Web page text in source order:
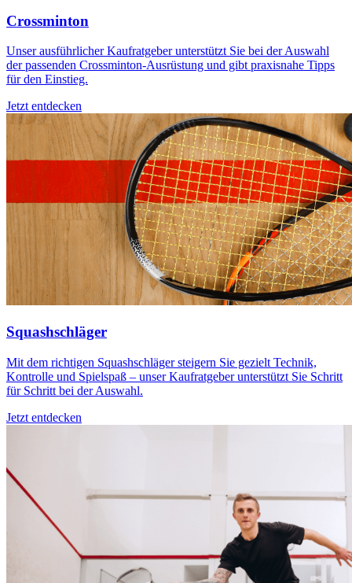
Crossminton
Unser ausführlicher Kaufratgeber unterstützt Sie bei der Auswahl
der passenden Crossminton-Ausrüstung und gibt praxisnahe Tipps
für den Einstieg.
Jetzt entdecken
Squashschläger
Mit dem richtigen Squashschläger steigern Sie gezielt Technik,
Kontrolle und Spielspaß – unser Kaufratgeber unterstützt Sie Schritt
für Schritt bei der Auswahl.
Jetzt entdecken